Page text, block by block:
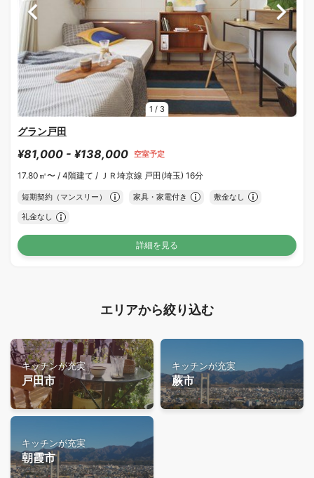
1 / 3
グラン戸田
¥81,000 - ¥138,000 空室予定
17.80㎡〜 / 4階建て / ＪＲ埼京線 戸田(埼玉) 16分
短期契約（マンスリー） 家具・家電付き 敷金なし
礼金なし
詳細を見る
エリアから絞り込む
キッチンが充実
戸田市
キッチンが充実
蕨市
キッチンが充実
朝霞市